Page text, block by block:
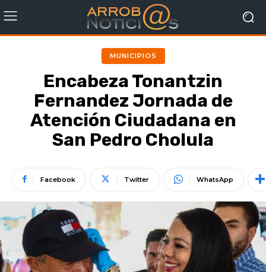
MUNICIPIOS
Encabeza Tonantzin
Fernandez Jornada de
Atención Ciudadana en
San Pedro Cholula
Facebook Twitter WhatsApp